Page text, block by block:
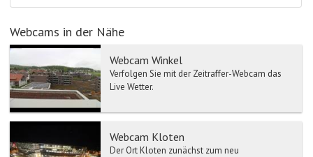
Webcams in der Nähe
Webcam Winkel
Verfolgen Sie mit der Zeitraffer-Webcam das
Live Wetter.
Webcam Kloten
Der Ort Kloten zunächst zum neu